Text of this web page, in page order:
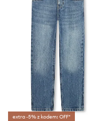
extra -5% z kodem: OFF*